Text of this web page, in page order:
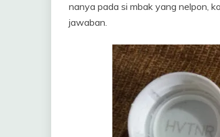
nanya pada si mbak yang nelpon,
jawaban.